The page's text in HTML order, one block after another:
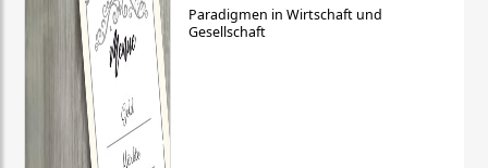
Paradigmen in Wirtschaft und
Gesellschaft